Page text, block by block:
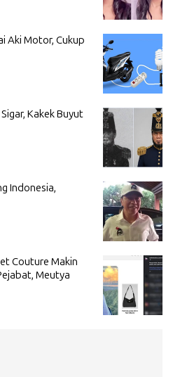
Aki Motor, Cukup
Kakek Buyut
Indonesia,
Couture Makin
Meutya